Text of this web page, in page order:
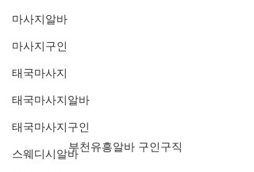
마사지알바
마사지구인
태국마사지
태국마사지알바
태국마사지구인
스웨디시알바부천유흥알바 구인구직